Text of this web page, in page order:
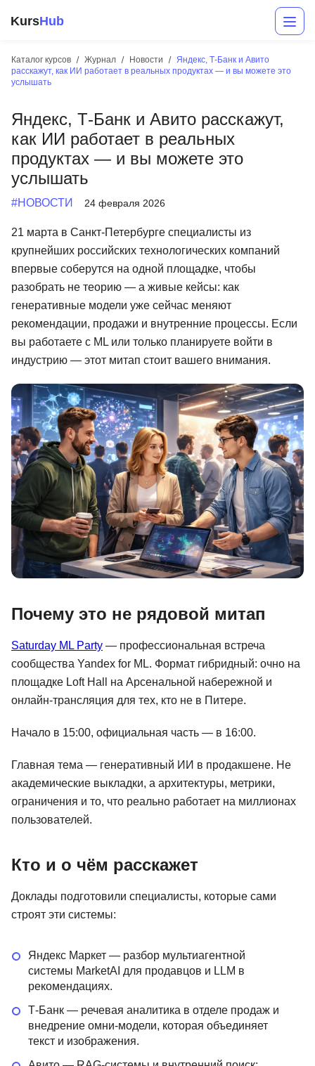
KursHub
Каталог курсов Журнал Новости
Яндекс, Т-Банк и Авито
расскажут, как ИИ работает в реальных продуктах — и вы можете это
услышать
Яндекс, Т-Банк и Авито расскажут,
как ИИ работает в реальных
продуктах — и вы можете это
услышать
#НОВОСТИ 24 февраля 2026
21 марта в Санкт-Петербурге специалисты из
крупнейших российских технологических компаний
впервые соберутся на одной площадке, чтобы
разобрать не теорию — а живые кейсы: как
генеративные модели уже сейчас меняют
рекомендации, продажи и внутренние процессы. Если
вы работаете с ML или только планируете войти в
индустрию — этот митап стоит вашего внимания.
Почему это не рядовой митап
Saturday ML Party — профессиональная встреча
сообщества Yandex for ML. Формат гибридный: очно на
площадке Loft Hall на Арсенальной набережной и
онлайн-трансляция для тех, кто не в Питере.
Начало в 15:00, официальная часть — в 16:00.
Главная тема — генеративный ИИ в продакшене. Не
академические выкладки, а архитектуры, метрики,
ограничения и то, что реально работает на миллионах
пользователей.
Кто и о чём расскажет
Доклады подготовили специалисты, которые сами
строят эти системы:
Яндекс Маркет — разбор мультиагентной
системы MarketAI для продавцов и LLM в
рекомендациях.
Т-Банк — речевая аналитика в отделе продаж и
внедрение омни-модели, которая объединяет
текст и изображения.
Дизайн
Аналитика
Менеджмент
Иностранные языки
Soft Skills
ДПО
Детям
Акции и промокоды
Рейтинг онлайн-школ